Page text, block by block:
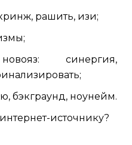
рашить, изи;
синергия,
бэкграунд, ноунейм.
источнику?